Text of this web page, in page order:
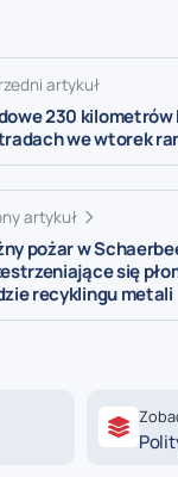
artykuł
230 kilometrów
we wtorek
artykuł
pożar w
się
recyklingu metali